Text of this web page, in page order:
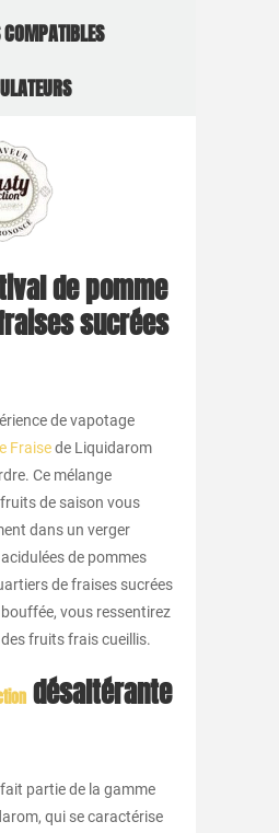
de pomme
sucrées
de vapotage
Fraisede Liquidarom
Ce mélange
de saison vous
dans un verger
de pommes
de fraises sucrées
vous ressentirez
fruits frais cueillis.
désaltérante
fait partie de la gamme
qui se caractérise